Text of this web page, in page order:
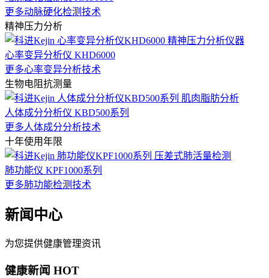
更多动脉硬化检测技术
精神压力分析
心率变异分析仪 KHD6000
更多心率变异分析技术
生物电阻抗测量
人体成分分析仪 KBD500系列
更多人体成分分析技术
十年使用年限
肺功能仪 KPF1000系列
更多肺功能检测技术
新闻中心
为您提供健康管理资讯
健康新闻 HOT